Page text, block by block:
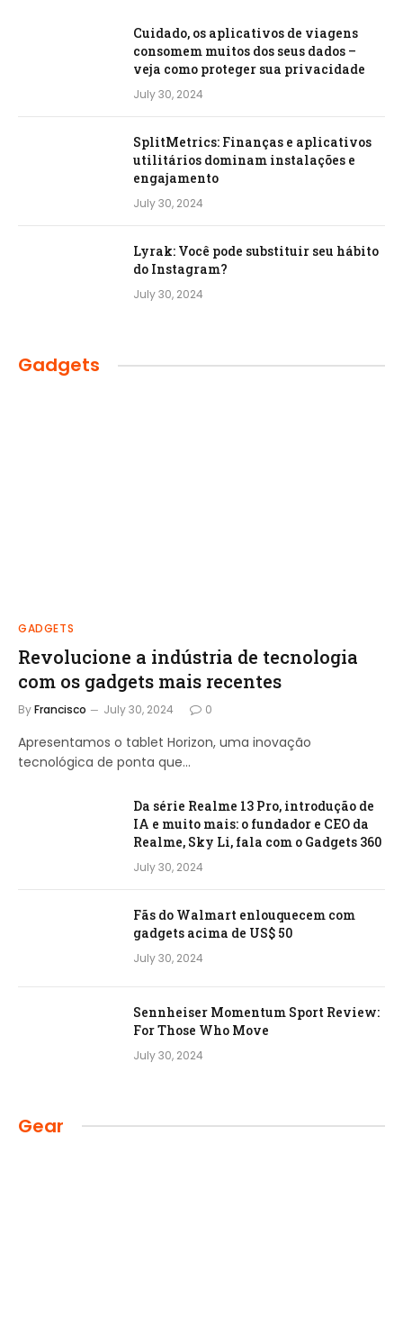
Cuidado, os aplicativos de viagens
consomem muitos dos seus dados –
veja como proteger sua privacidade
July 30, 2024
SplitMetrics: Finanças e aplicativos
utilitários dominam instalações e
engajamento
July 30, 2024
Lyrak: Você pode substituir seu hábito
do Instagram?
July 30, 2024
Gadgets
GADGETS
Revolucione a indústria de tecnologia
com os gadgets mais recentes
ByFrancisco July 30, 2024 0
Apresentamos o tablet Horizon, uma inovação
tecnológica de ponta que…
Da série Realme 13 Pro, introdução de
IA e muito mais: o fundador e CEO da
Realme, Sky Li, fala com o Gadgets 360
July 30, 2024
Fãs do Walmart enlouquecem com
gadgets acima de US$ 50
July 30, 2024
Sennheiser Momentum Sport Review:
For Those Who Move
July 30, 2024
Gear